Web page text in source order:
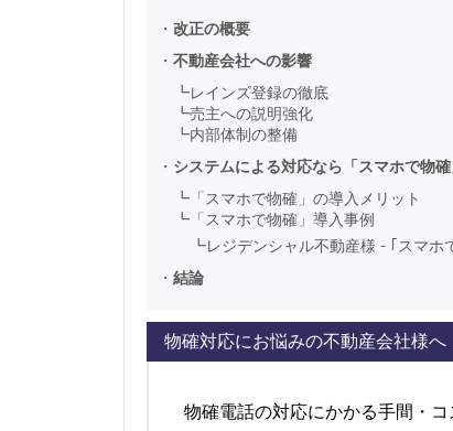
・ 改正の概要
・ 不動産会社への影響
┗レインズ登録の徹底
┗売主への説明強化
┗内部体制の整備
・ システムによる対応なら「スマホで物確
┗ 「スマホで物確」の導入メリット
┗ 「スマホで物確」導入事例
┗レジデンシャル不動産様 - ｢スマ
・ 結論
物確対応にお悩みの不動産会社様へ
物確電話の対応にかかる手間・